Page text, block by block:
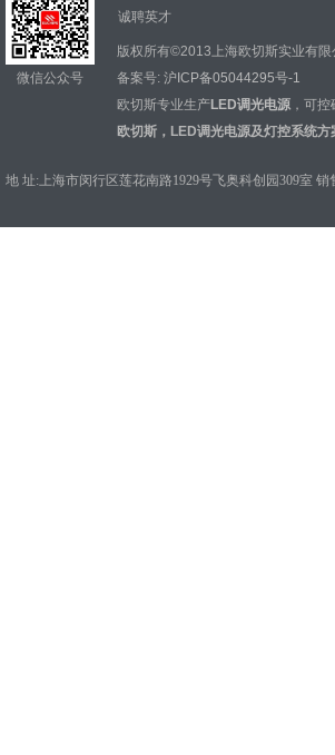
微信公众号
诚聘英才
版权所有©2013上海欧切斯实业有限
备案号: 沪ICP备05044295号-1
欧切斯专业生产LED调光电源 ， 可控
欧切斯，LED调光电源及灯控系统方
地 址:上海市闵行区莲花南路1929号飞奥科创园309室 销